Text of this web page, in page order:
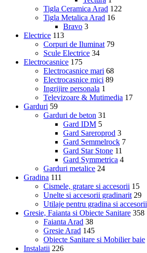
Tigla Ceramica Arad 122
Tigla Metalica Arad 16
Bravo 3
Electrice 113
Corpuri de Iluminat 79
Scule Electrice 34
Electrocasnice 175
Electrocasnice mari 68
Electrocasnice mici 89
Ingrijire personala 1
Televizoare & Mutimedia 17
Garduri 59
Garduri de beton 31
Gard IDM 5
Gard Sareroprod 3
Gard Semmelrock 7
Gard Star Stone 11
Gard Symmetrica 4
Garduri metalice 24
Gradina 111
Cismele, gratare si accesorii 15
Unelte si accesorii gradinarit 29
Utilaje pentru gradina si accesorii
Gresie, Faianta si Obiecte Sanitare 358
Faianta Arad 38
Gresie Arad 145
Obiecte Sanitare si Mobilier baie
Instalatii 226